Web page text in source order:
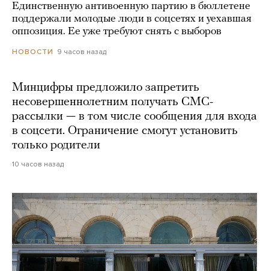
Единственную антивоенную партию в бюллетене
поддержали молодые люди в соцсетях и уехавшая
оппозиция. Ее уже требуют снять с выборов
НОВОСТИ 9 часов назад
Минцифры предложило запретить
несовершеннолетним получать СМС-
рассылки — в том числе сообщения для входа
в соцсети. Ограничение смогут установить
только родители
10 часов назад